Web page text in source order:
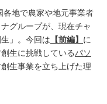
各地で農家や地元事業者
グループが、現在チャ
」。今回は 【前編】 に
生に挑戦しているパソ
生事業を立ち上げた理